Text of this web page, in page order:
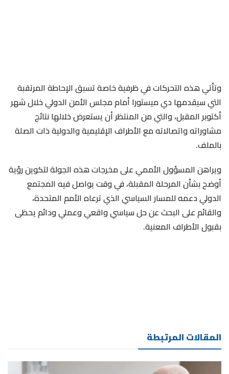
وتأتي هذه التحركات في ظرفية خاصة تسبق الإحاطة المرتقبة
التي سيقدمها دي ميستورا أمام مجلس الأمن الدولي خلال شهر
أكتوبر المقبل، والتي من المنتظر أن يستعرض خلالها نتائج
مشاوراته واتصالاته مع الأطراف الإقليمية والدولية ذات الصلة
بالملف.
ويراهن المسؤول الأممي على مخرجات هذه الجولة لتكوين رؤية
أوضح بشأن المرحلة المقبلة، في وقت يواصل فيه المجتمع
الدولي دعمه للمسار السياسي الذي ترعاه الأمم المتحدة،
والقائم على البحث عن حل سياسي واقعي وعملي ودائم يحظى
بقبول الأطراف المعنية.
المقالات المرتبطة